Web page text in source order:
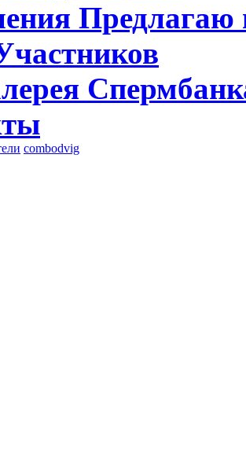
Предлагаю
combodvig